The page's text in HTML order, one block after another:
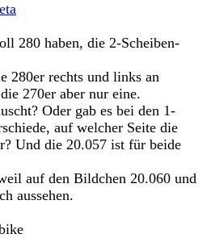
280 haben, die 2-Scheiben-
280er rechts und links an
270er aber nur eine.
Oder gab es bei den 1-
auf welcher Seite die
Und die 20.057 ist für beide
auf den Bildchen 20.060 und
aussehen.